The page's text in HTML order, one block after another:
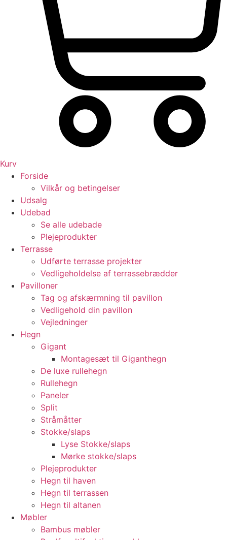
Kurv
Forside
Vilkår og betingelser
Udsalg
Udebad
Se alle udebade
Plejeprodukter
Terrasse
Udførte terrasse projekter
Vedligeholdelse af terrassebrædder
Pavilloner
Tag og afskærmning til pavillon
Vedligehold din pavillon
Vejledninger
Hegn
Gigant
Montagesæt til Giganthegn
De luxe rullehegn
Rullehegn
Paneler
Split
Stråmåtter
Stokke/slaps
Lyse Stokke/slaps
Mørke stokke/slaps
Plejeprodukter
Hegn til haven
Hegn til terrassen
Hegn til altanen
Møbler
Bambus møbler